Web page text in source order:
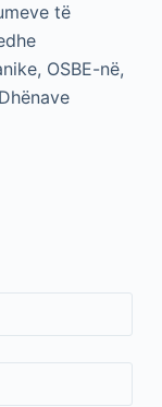
të
OSBE-në,